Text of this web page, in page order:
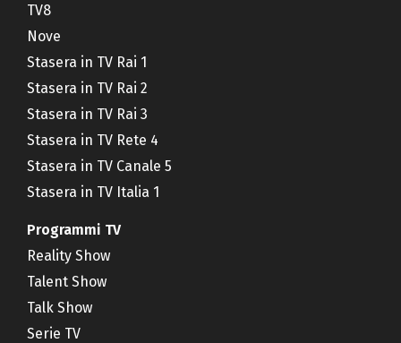
TV8
Nove
Stasera in TV Rai 1
Stasera in TV Rai 2
Stasera in TV Rai 3
Stasera in TV Rete 4
Stasera in TV Canale 5
Stasera in TV Italia 1
Programmi TV
Reality Show
Talent Show
Talk Show
Serie TV